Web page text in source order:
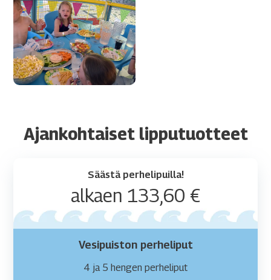
Ajankohtaiset lipputuotteet
Säästä perhelipuilla!
alkaen 133,60 €
Vesipuiston perheliput
4 ja 5 hengen perheliput